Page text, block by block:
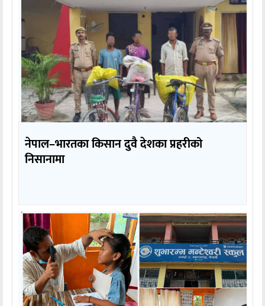
नेपाल–भारतका किसान दुवै देशका प्रहरीको
निसानामा